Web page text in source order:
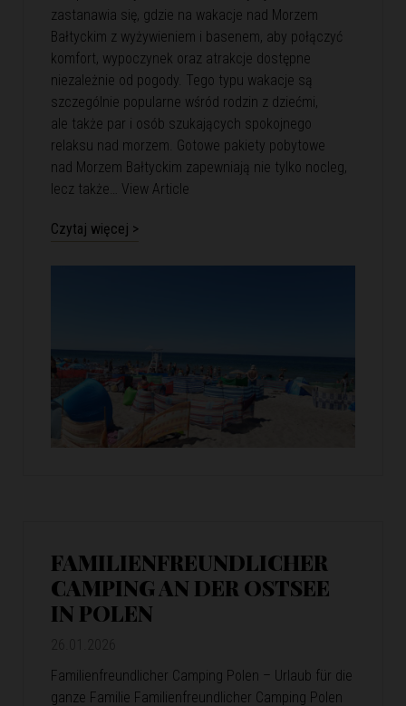
zastanawia się, gdzie na wakacje nad Morzem
Bałtyckim z wyżywieniem i basenem, aby połączyć
komfort, wypoczynek oraz atrakcje dostępne
niezależnie od pogody. Tego typu wakacje są
szczególnie popularne wśród rodzin z dziećmi,
ale także par i osób szukających spokojnego
relaksu nad morzem. Gotowe pakiety pobytowe
nad Morzem Bałtyckim zapewniają nie tylko nocleg,
lecz także… View Article
Czytaj więcej >
FAMILIENFREUNDLICHER
CAMPING AN DER OSTSEE
IN POLEN
Familienfreundlicher Camping Polen – Urlaub für die
ganze Familie Familienfreundlicher Camping Polen